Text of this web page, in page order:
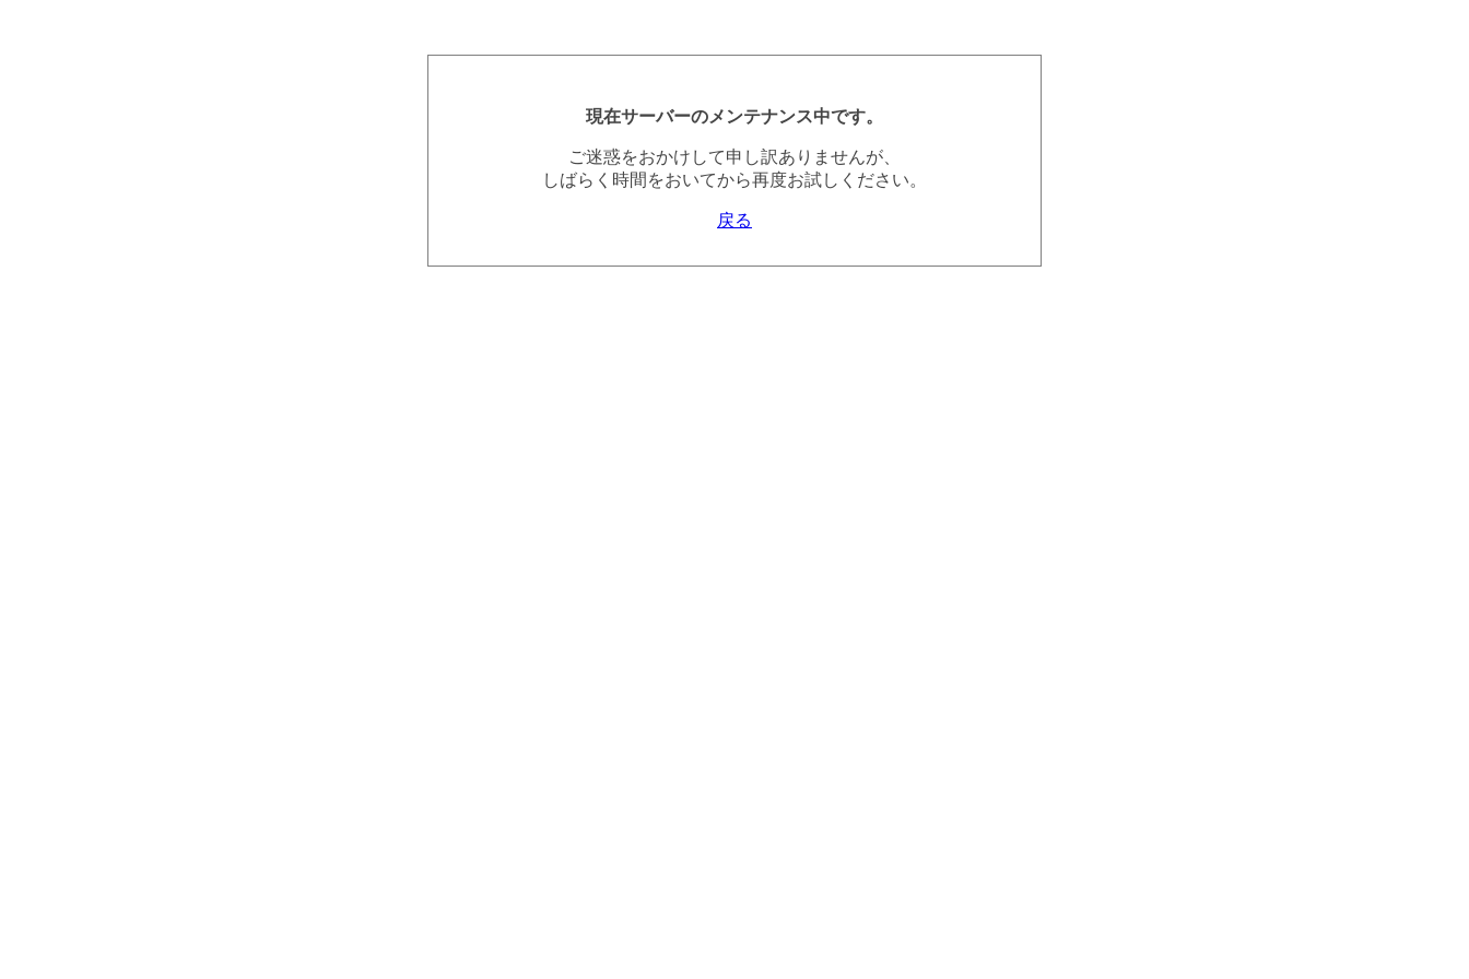
現在サーバーのメンテナンス中です。
ご迷惑をおかけして申し訳ありませんが、
しばらく時間をおいてから再度お試しください。
戻る